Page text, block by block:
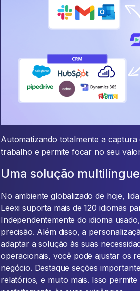
Automatizando totalmente a
trabalho e permite focar no seu
Uma solução
No ambiente globalizado de hoje,
Leexi suporta mais de 120 idiomas
Independentemente do idioma
precisão. Além disso, a
adaptar a solução às suas
operacionais, você pode ajustar os
negócio. Destaque seções
relatórios, e muito mais. Isso